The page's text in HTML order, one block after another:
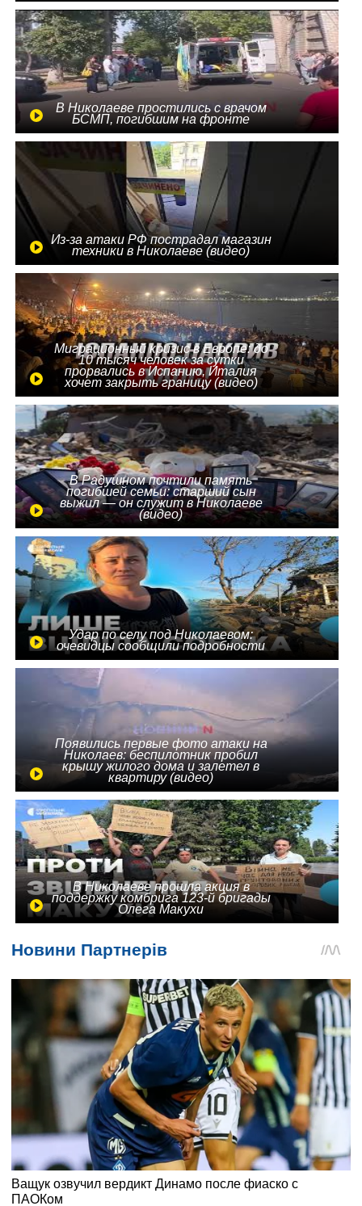
В Николаеве простились с врачом
БСМП, погибшим на фронте
Из-за атаки РФ пострадал магазин
техники в Николаеве (видео)
Миграционный кризис в Европе: до
10 тысяч человек за сутки
прорвались в Испанию, Италия
хочет закрыть границу (видео)
В Радушном почтили память
погибшей семьи: старший сын
выжил — он служит в Николаеве
(видео)
Удар по селу под Николаевом:
очевидцы сообщили подробности
Появились первые фото атаки на
Николаев: беспилотник пробил
крышу жилого дома и залетел в
квартиру (видео)
В Николаеве прошла акция в
поддержку комбрига 123-й бригады
Олега Макухи